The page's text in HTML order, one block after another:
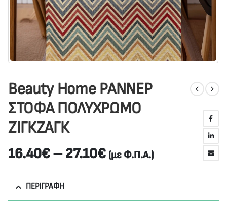
Beauty Home ΡΑΝΝΕΡ
ΣΤΟΦΑ ΠΟΛΥΧΡΩΜΟ
ΖΙΓΚΖΑΓΚ
16.40€–27.10€ (με Φ.Π.Α.)
ΠΕΡΙΓΡΑΦΉ